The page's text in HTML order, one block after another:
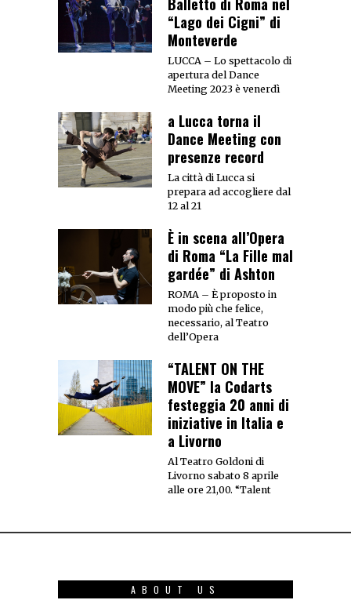
“Lago dei Cigni” di
Monteverde
LUCCA – Lo spettacolo di
apertura del Dance
Meeting 2023 è venerdì
a Lucca torna il
Dance Meeting con
presenze record
La città di Lucca si
prepara ad accogliere dal
12 al 21
È in scena all’Opera
di Roma “La Fille mal
gardée” di Ashton
ROMA – È proposto in
modo più che felice,
necessario, al Teatro
dell’Opera
“TALENT ON THE
MOVE” la Codarts
festeggia 20 anni di
iniziative in Italia e
a Livorno
Al Teatro Goldoni di
Livorno sabato 8 aprile
alle ore 21,00. “Talent
ABOUT US